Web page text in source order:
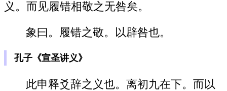
义。而见履错相敬之无咎矣。
象曰。履错之敬。以辟咎也。
孔子《宣圣讲义》
此申释爻辞之义也。离初九在下。而以